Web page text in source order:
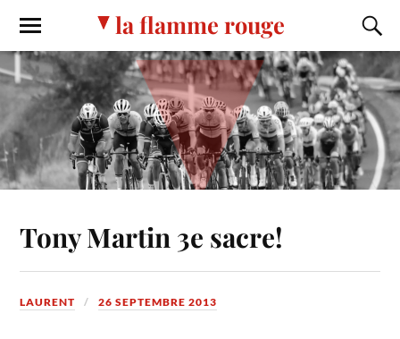
la flamme rouge
Tony Martin 3e sacre!
LAURENT 26 SEPTEMBRE 2013